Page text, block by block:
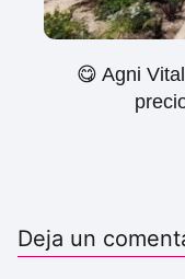
😋 Agni
Deja un